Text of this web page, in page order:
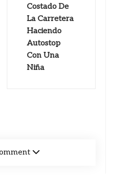
Costado De
La Carretera
Haciendo
Autostop
Con Una
Niña